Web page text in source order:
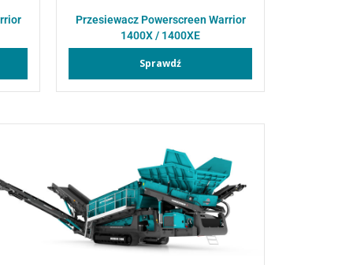
Przesiewacz Powerscreen Warrior
1400X / 1400XE
Sprawdź